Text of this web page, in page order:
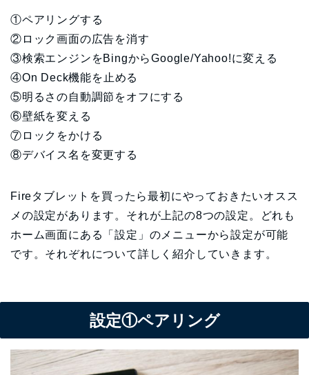
①ペアリングする
②ロック画面の広告を消す
③検索エンジンをBingからGoogle/Yahoo!に変える
④On Deck機能を止める
⑤明るさの自動調節をオフにする
⑥壁紙を変える
⑦ロックをかける
⑧デバイス名を変更する
Fireタブレットを買ったら最初にやっておきたいオスス
メの設定があります。それが上記の8つの設定。どれも
ホーム画面にある「設定」のメニューから設定が可能
です。それぞれについて詳しく紹介していきます。
設定①ペアリング